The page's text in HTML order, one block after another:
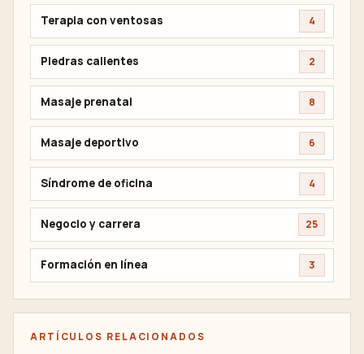
Terapia con ventosas 4
Piedras calientes 2
Masaje prenatal 8
Masaje deportivo 6
Síndrome de oficina 4
Negocio y carrera 25
Formación en línea 3
ARTÍCULOS RELACIONADOS